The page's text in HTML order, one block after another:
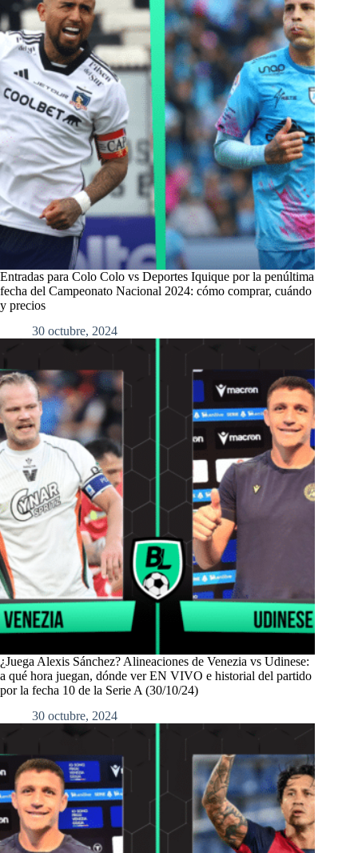
Entradas para Colo Colo vs Deportes Iquique por la penúltima
fecha del Campeonato Nacional 2024: cómo comprar, cuándo
y precios
30 octubre, 2024
¿Juega Alexis Sánchez? Alineaciones de Venezia vs Udinese:
a qué hora juegan, dónde ver EN VIVO e historial del partido
por la fecha 10 de la Serie A (30/10/24)
30 octubre, 2024